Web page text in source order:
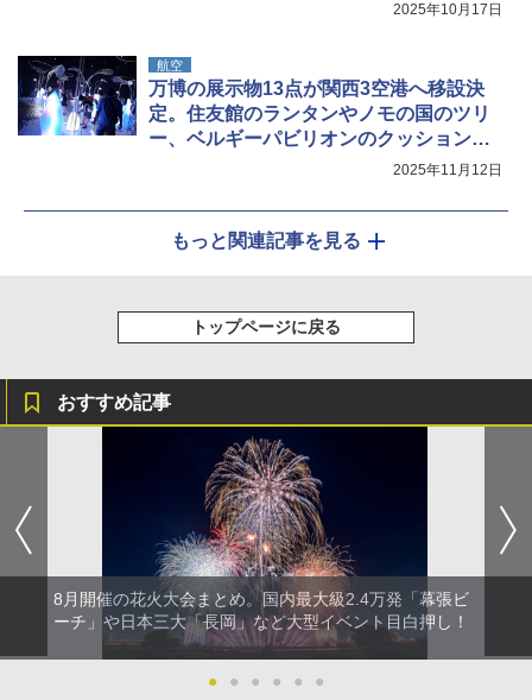
2025年10月17日
航空
万博の展示物13点が関西3空港へ移設決
定。住友館のランタンやノモの国のツリ
ー、ベルギーパビリオンのクッションな
2025年11月12日
もっと関連記事を見る
トップページに戻る
おすすめ記事
8月開催の花火大会まとめ。国内最大級2.4万発「幕張ビ
ーチ」や日本三大「長岡」など大型イベント目白押し！
● ● ● ● ● ●